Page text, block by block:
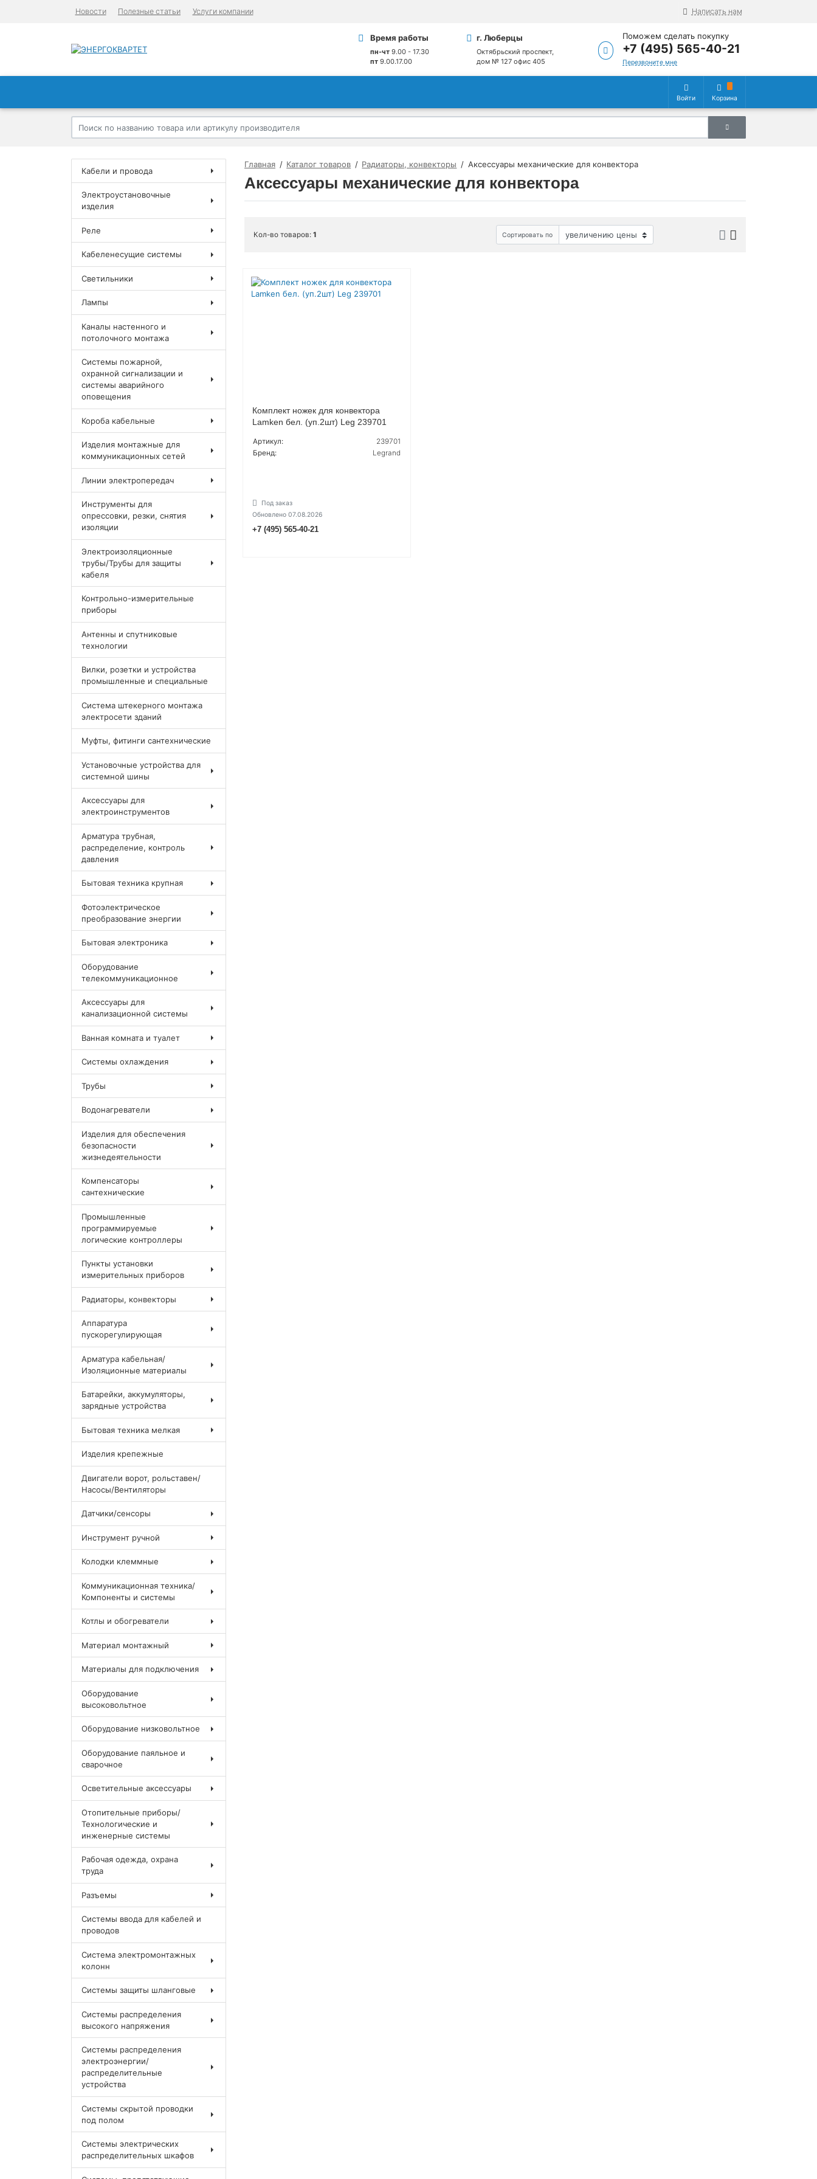
Новости Полезные статьи Услуги компании Написать нам
Время работы
пн-чт9.00 - 17.30
пт9.00.17.00
г. Люберцы
Октябрьский проспект,
дом № 127 офис 405
Поможем сделать покупку
+7 (495) 565-40-21
Перезвоните мне
Войти Корзина
Главная Каталог товаров Радиаторы, конвекторы Аксессуары механические для конвектора
Аксессуары механические для конвектора
Кол-во товаров: 1 Сортировать по
Комплект ножек для конвектора
Lamken бел. (уп.2шт) Leg 239701
Артикул:
239701
Бренд:
Legrand
Под заказ
Обновлено 07.08.2026
+7 (495) 565-40-21
Кабели и провода
Электроустановочные
изделия
Реле
Кабеленесущие системы
Светильники
Лампы
Каналы настенного и
потолочного монтажа
Системы пожарной,
охранной сигнализации и
системы аварийного
оповещения
Короба кабельные
Изделия монтажные для
коммуникационных сетей
Линии электропередач
Инструменты для
опрессовки, резки, снятия
изоляции
Электроизоляционные
трубы/Трубы для защиты
кабеля
Контрольно-измерительные
приборы
Антенны и спутниковые
технологии
Вилки, розетки и устройства
промышленные и специальные
Система штекерного монтажа
электросети зданий
Муфты, фитинги сантехнические
Установочные устройства для
системной шины
Аксессуары для
электроинструментов
Арматура трубная,
распределение, контроль
давления
Бытовая техника крупная
Фотоэлектрическое
преобразование энергии
Бытовая электроника
Оборудование
телекоммуникационное
Аксессуары для
канализационной системы
Ванная комната и туалет
Системы охлаждения
Трубы
Водонагреватели
Изделия для обеспечения
безопасности
жизнедеятельности
Компенсаторы
сантехнические
Промышленные
программируемые
логические контроллеры
Пункты установки
измерительных приборов
Радиаторы, конвекторы
Аппаратура
пускорегулирующая
Арматура кабельная/
Изоляционные материалы
Батарейки, аккумуляторы,
зарядные устройства
Бытовая техника мелкая
Изделия крепежные
Двигатели ворот, рольставен/
Насосы/Вентиляторы
Датчики/сенсоры
Инструмент ручной
Колодки клеммные
Коммуникационная техника/
Компоненты и системы
Котлы и обогреватели
Материал монтажный
Материалы для подключения
Оборудование
высоковольтное
Оборудование низковольтное
Оборудование паяльное и
сварочное
Осветительные аксессуары
Отопительные приборы/
Технологические и
инженерные системы
Рабочая одежда, охрана
труда
Разъемы
Системы ввода для кабелей и
проводов
Система электромонтажных
колонн
Системы защиты шланговые
Системы распределения
высокого напряжения
Системы распределения
электроэнергии/
распределительные
устройства
Системы скрытой проводки
под полом
Системы электрических
распределительных шкафов